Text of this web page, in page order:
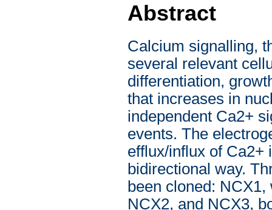
Abstract
Calcium signalling,
several relevant
differentiation,
that increases in
independent Ca2+
events. The
efflux/influx of Ca2+
bidirectional way.
been cloned:
NCX2, and NCX3,